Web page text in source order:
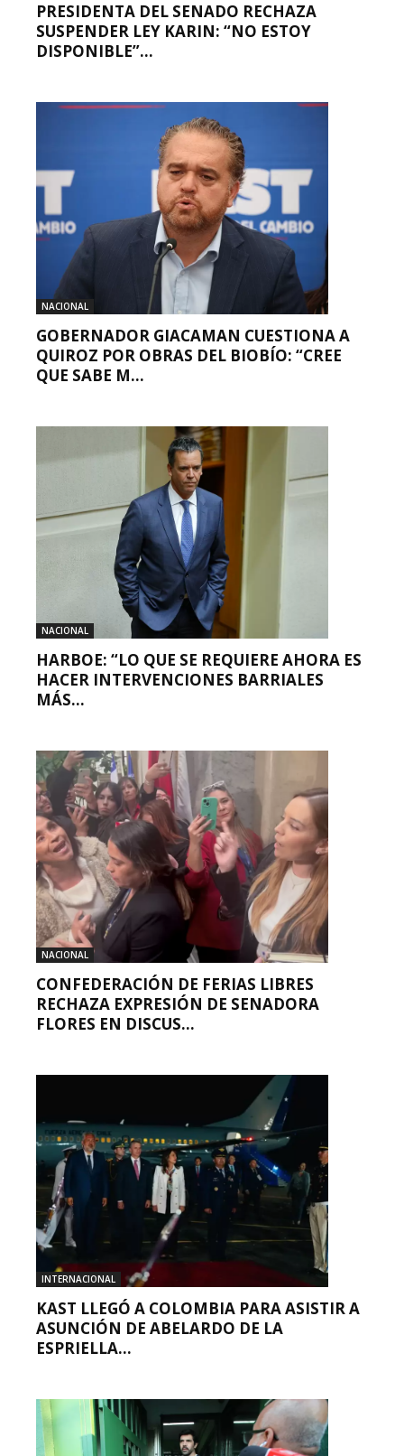
PRESIDENTA DEL SENADO RECHAZA
SUSPENDER LEY KARIN: “NO ESTOY
DISPONIBLE”...
NACIONAL
GOBERNADOR GIACAMAN CUESTIONA A
QUIROZ POR OBRAS DEL BIOBÍO: “CREE
QUE SABE M...
NACIONAL
HARBOE: “LO QUE SE REQUIERE AHORA ES
HACER INTERVENCIONES BARRIALES
MÁS...
NACIONAL
CONFEDERACIÓN DE FERIAS LIBRES
RECHAZA EXPRESIÓN DE SENADORA
FLORES EN DISCUS...
INTERNACIONAL
KAST LLEGÓ A COLOMBIA PARA ASISTIR A
ASUNCIÓN DE ABELARDO DE LA
ESPRIELLA...